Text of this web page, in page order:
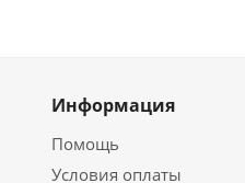
Информация
Помощь
Условия оплаты